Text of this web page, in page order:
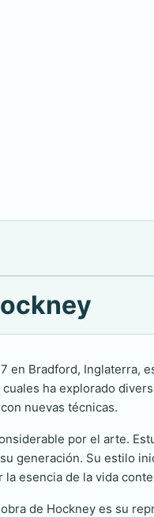
en Bradford, Inglaterra,
ha explorado
nuevas técnicas.
por el arte.
generación. Su estilo
esencia de la vida
de Hockney es su